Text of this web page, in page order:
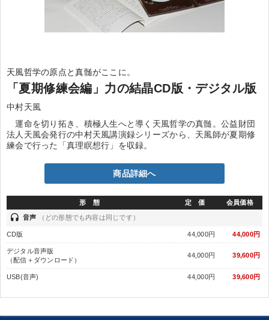
天風哲学の原点と真髄がここに。
「夏期修練会編」力の結晶CD版・デジタル版
中村天風
運命を切り拓き、積極人生へと導く天風哲学の真髄。公益財団
法人天風会発行の中村天風講演録シリーズから、天風師が夏期修
練会で行った「真理瞑想行」を収録。
商品詳細へ
形 態 定 価 会員価格
headset 音声 （どの形態でも内容は同じです）
CD版 44,000円 44,000円
デジタル音声版
（配信＋ダウンロード）
44,000円 39,600円
USB(音声) 44,000円 39,600円